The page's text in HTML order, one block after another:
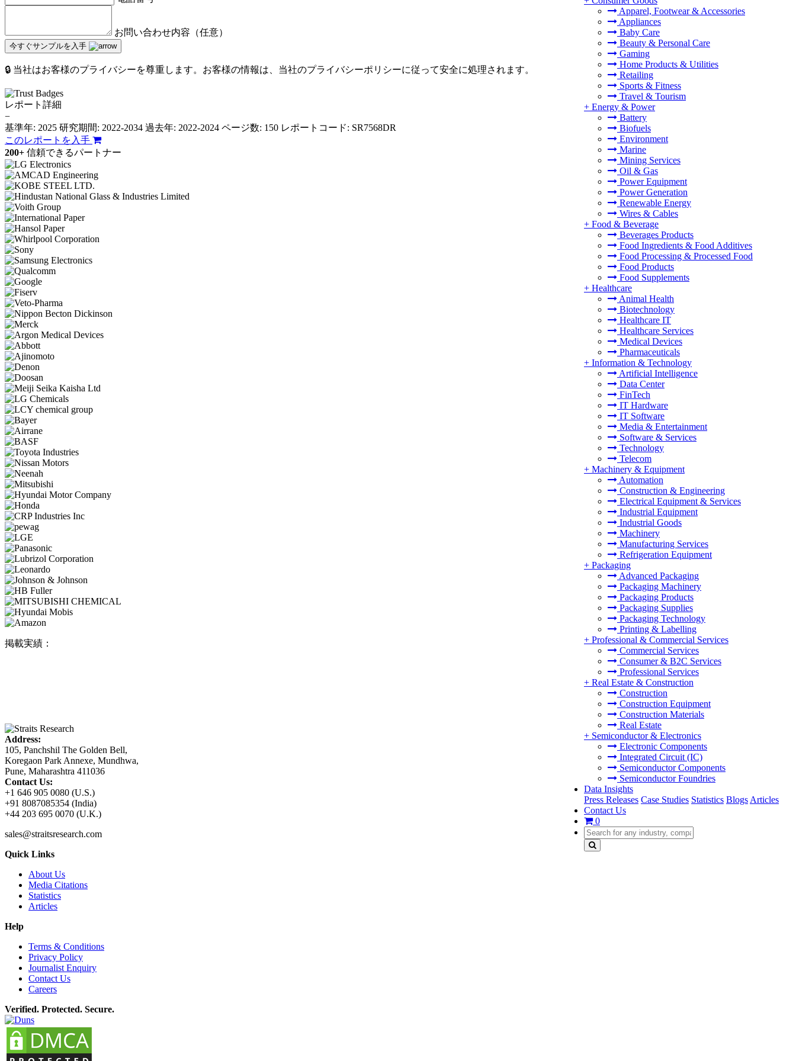
Apparel, Footwear & Accessories
Appliances
Baby Care
Beauty & Personal Care
Gaming
Home Products & Utilities
Retailing
Sports & Fitness
Travel & Tourism
+ Energy & Power
Battery
Biofuels
Environment
Marine
Mining Services
Oil & Gas
Power Equipment
Power Generation
Renewable Energy
Wires & Cables
+ Food & Beverage
Beverages Products
Food Ingredients & Food Additives
Food Processing & Processed Food
Food Products
Food Supplements
+ Healthcare
Animal Health
Biotechnology
Healthcare IT
Healthcare Services
Medical Devices
Pharmaceuticals
+ Information & Technology
Artificial Intelligence
Data Center
FinTech
IT Hardware
IT Software
Media & Entertainment
Software & Services
Technology
Telecom
+ Machinery & Equipment
Automation
Construction & Engineering
Electrical Equipment & Services
Industrial Equipment
Industrial Goods
Machinery
Manufacturing Services
Refrigeration Equipment
+ Packaging
Advanced Packaging
Packaging Machinery
Packaging Products
Packaging Supplies
Packaging Technology
Printing & Labelling
+ Professional & Commercial Services
Commercial Services
Consumer & B2C Services
Professional Services
+ Real Estate & Construction
Construction
Construction Equipment
Construction Materials
Real Estate
+ Semiconductor & Electronics
Electronic Components
Integrated Circuit (IC)
Semiconductor Components
Semiconductor Foundries
Data Insights
Press Releases Case Studies Statistics Blogs Articles
Contact Us
0
お問い合わせ内容（任意）
今すぐサンプルを入手
🔒 当社はお客様のプライバシーを尊重します。お客様の情報は、当社のプライバシーポリシーに従って安全に処理されます。
レポート詳細
−
基準年: 2025 研究期間: 2022-2034 過去年: 2022-2024 ページ数: 150 レポートコード: SR7568DR
このレポートを入手
200+ 信頼できるパートナー
掲載実績：
Address:
105, Panchshil The Golden Bell,
Koregaon Park Annexe, Mundhwa,
Pune, Maharashtra 411036
Contact Us:
+1 646 905 0080 (U.S.)
+91 8087085354 (India)
+44 203 695 0070 (U.K.)
sales@straitsresearch.com
Quick Links
About Us
Media Citations
Statistics
Articles
Help
Terms & Conditions
Privacy Policy
Journalist Enquiry
Contact Us
Careers
Verified. Protected. Secure.